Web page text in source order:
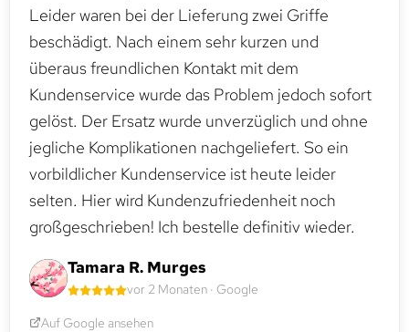
Leider waren bei der Lieferung zwei Griffe
beschädigt. Nach einem sehr kurzen und
überaus freundlichen Kontakt mit dem
Kundenservice wurde das Problem jedoch sofort
gelöst. Der Ersatz wurde unverzüglich und ohne
jegliche Komplikationen nachgeliefert. So ein
vorbildlicher Kundenservice ist heute leider
selten. Hier wird Kundenzufriedenheit noch
großgeschrieben! Ich bestelle definitiv wieder.
Tamara R. Murges
vor 2 Monaten · Google
Auf Google ansehen